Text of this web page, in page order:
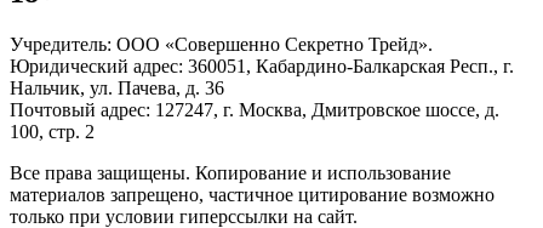
Учредитель: ООО «Совершенно Секретно Трейд».
Юридический адрес: 360051, Кабардино-Балкарская Респ., г.
Нальчик, ул. Пачева, д. 36
Почтовый адрес: 127247, г. Москва, Дмитровское шоссе, д.
100, стр. 2
Все права защищены. Копирование и использование
материалов запрещено, частичное цитирование возможно
только при условии гиперссылки на сайт.